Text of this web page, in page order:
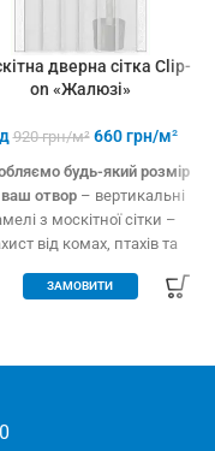
дверна сітка Clip-
on «Жалюзі»
920грн/м² 660грн/м²
будь-який розмір
ваш отвор – вертикальні
з москітної сітки –
від комах, птахів та
повітря – підходить
метал – елементарно
ЗАМОВИТИ